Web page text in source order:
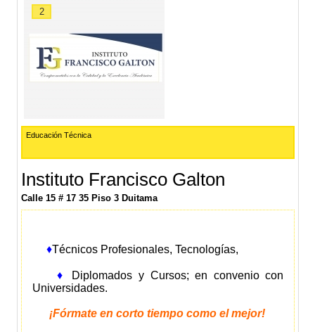
2
Educación Técnica
Instituto Francisco Galton
Calle 15 # 17 35 Piso 3 Duitama
♦Técnicos Profesionales, Tecnologías,
♦
Diplomados y Cursos; en convenio con
Universidades.
¡Fórmate en corto tiempo como el mejor!